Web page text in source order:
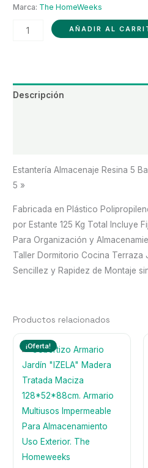
Marca: The HomeWeeks
Estantería
Resina
cantidad
AÑADIR AL
Descripción
Estantería Almacenaje Resina 5
5 »
Fabricada en Plástico
por Estante 125 Kg Total Incluye
Para Organización y
Taller Dormitorio Cocina Terraza
Sencillez y Rapidez de Montaje
Productos relacionados
¡Oferta!